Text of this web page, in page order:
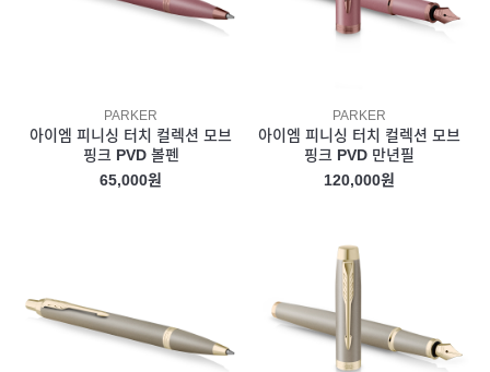
PARKER
아이엠 피니싱 터치 컬렉션 모브
핑크 PVD 볼펜
65,000원
PARKER
아이엠 피니싱 터치 컬렉션 모브
핑크 PVD 만년필
120,000원